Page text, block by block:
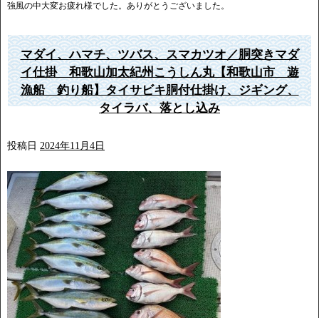
強風の中大変お疲れ様でした。ありがとうございました。
マダイ、ハマチ、ツバス、スマカツオ／胴突きマダ
イ仕掛 和歌山加太紀州こうしん丸【和歌山市 遊
漁船 釣り船】タイサビキ胴付仕掛け、ジギング、
タイラバ、落とし込み
投稿日 2024年11月4日